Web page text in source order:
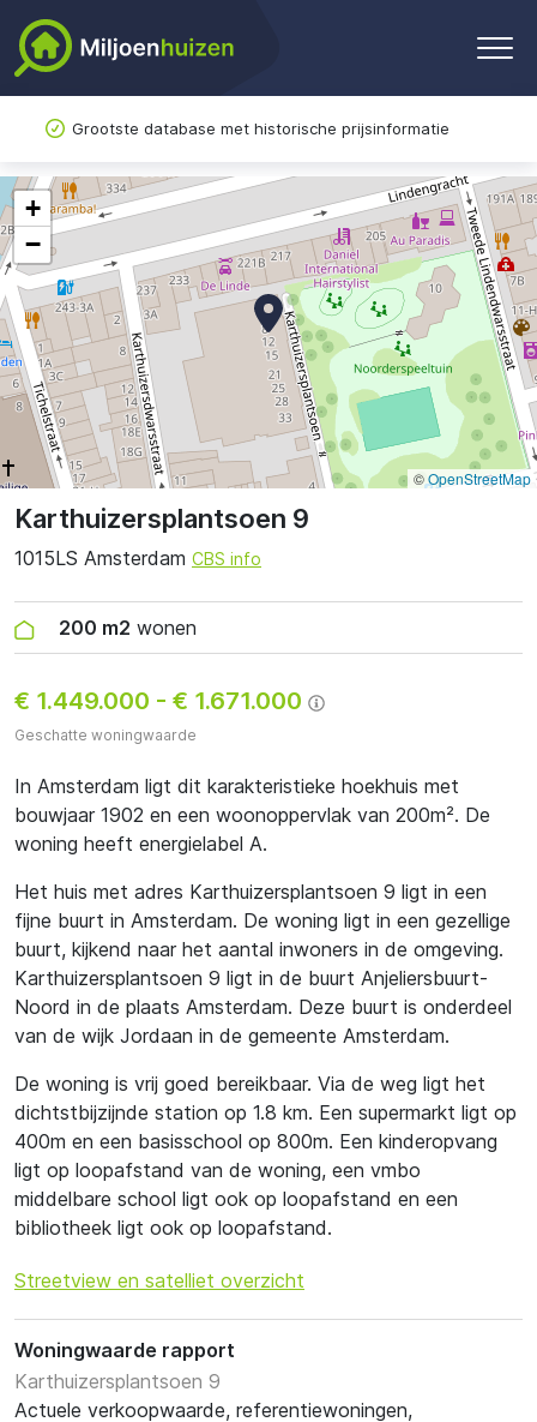
Grootste database met historische prijsinformatie
Karthuizersplantsoen 9
1015LS Amsterdam CBS info
200 m2 wonen
€ 1.449.000 - € 1.671.000
Geschatte woningwaarde
In Amsterdam ligt dit karakteristieke hoekhuis met
bouwjaar 1902 en een woonoppervlak van 200m². De
woning heeft energielabel A.
Het huis met adres Karthuizersplantsoen 9 ligt in een
fijne buurt in Amsterdam. De woning ligt in een gezellige
buurt, kijkend naar het aantal inwoners in de omgeving.
Karthuizersplantsoen 9 ligt in de buurt Anjeliersbuurt-
Noord in de plaats Amsterdam. Deze buurt is onderdeel
van de wijk Jordaan in de gemeente Amsterdam.
De woning is vrij goed bereikbaar. Via de weg ligt het
dichtstbijzijnde station op 1.8 km. Een supermarkt ligt op
400m en een basisschool op 800m. Een kinderopvang
ligt op loopafstand van de woning, een vmbo
middelbare school ligt ook op loopafstand en een
bibliotheek ligt ook op loopafstand.
Streetview en satelliet overzicht
Woningwaarde rapport
Karthuizersplantsoen 9
Actuele verkoopwaarde, referentiewoningen,
+
−
©OpenStreetMap